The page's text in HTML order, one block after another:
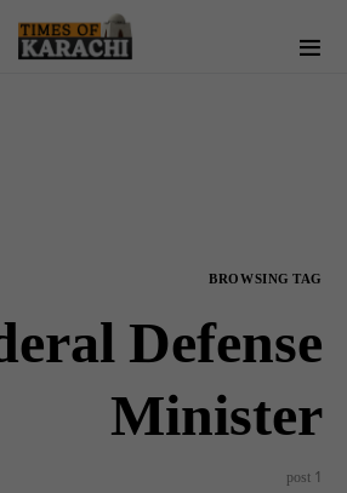
BROWSING TAG
Defense
Minister
1 post